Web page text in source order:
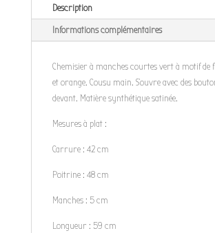
Description
Informations complémentaires
Chemisier à manches courtes vert à motif de
et orange. Cousu main. S'ouvre avec des
devant. Matière synthétique satinée.
Mesures à plat :
Carrure : 42 cm
Poitrine : 48 cm
Manches : 5 cm
Longueur : 59 cm